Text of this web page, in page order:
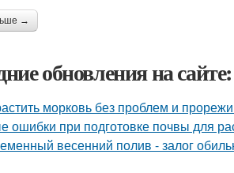
→
обновления на сайте:
морковь без проблем и
ошибки при подготовке почвы для
весенний полив - залог